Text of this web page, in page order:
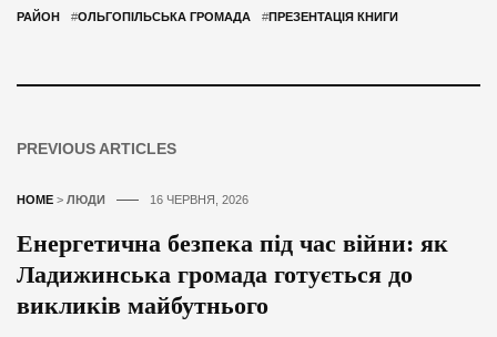
РАЙОН
#ОЛЬГОПІЛЬСЬКА ГРОМАДА #ПРЕЗЕНТАЦІЯ КНИГИ
PREVIOUS ARTICLES
HOME > ЛЮДИ 16 ЧЕРВНЯ, 2026
Енергетична безпека під час війни: як
Ладижинська громада готується до
викликів майбутнього